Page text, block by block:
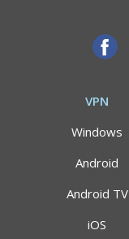
VPN
Windows
Android
Android TV
iOS